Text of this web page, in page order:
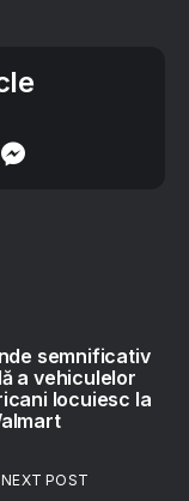
semnificativ
a vehiculelor
locuiesc la
NEXT POST